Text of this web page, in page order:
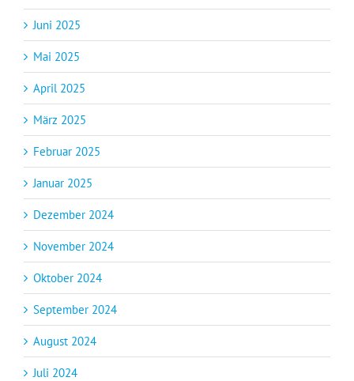
Juni 2025
Mai 2025
April 2025
März 2025
Februar 2025
Januar 2025
Dezember 2024
November 2024
Oktober 2024
September 2024
August 2024
Juli 2024